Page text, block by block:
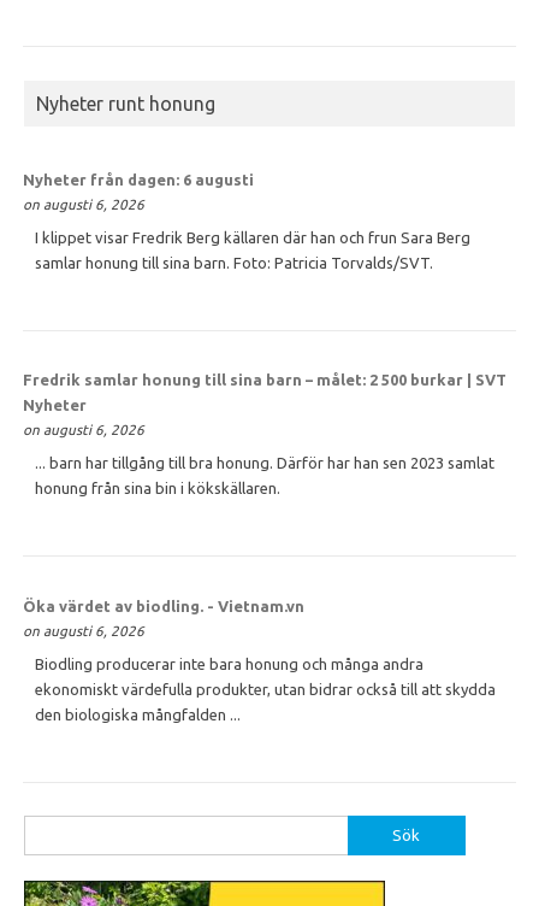
Nyheter runt honung
Nyheter från dagen: 6 augusti
on augusti 6, 2026
I klippet visar Fredrik Berg källaren där han och frun Sara Berg
samlar honung till sina barn. Foto: Patricia Torvalds/SVT.
Fredrik samlar honung till sina barn – målet: 2 500 burkar | SVT
Nyheter
on augusti 6, 2026
... barn har tillgång till bra honung. Därför har han sen 2023 samlat
honung från sina bin i kökskällaren.
Öka värdet av biodling. - Vietnam.vn
on augusti 6, 2026
Biodling producerar inte bara honung och många andra
ekonomiskt värdefulla produkter, utan bidrar också till att skydda
den biologiska mångfalden ...
efter: